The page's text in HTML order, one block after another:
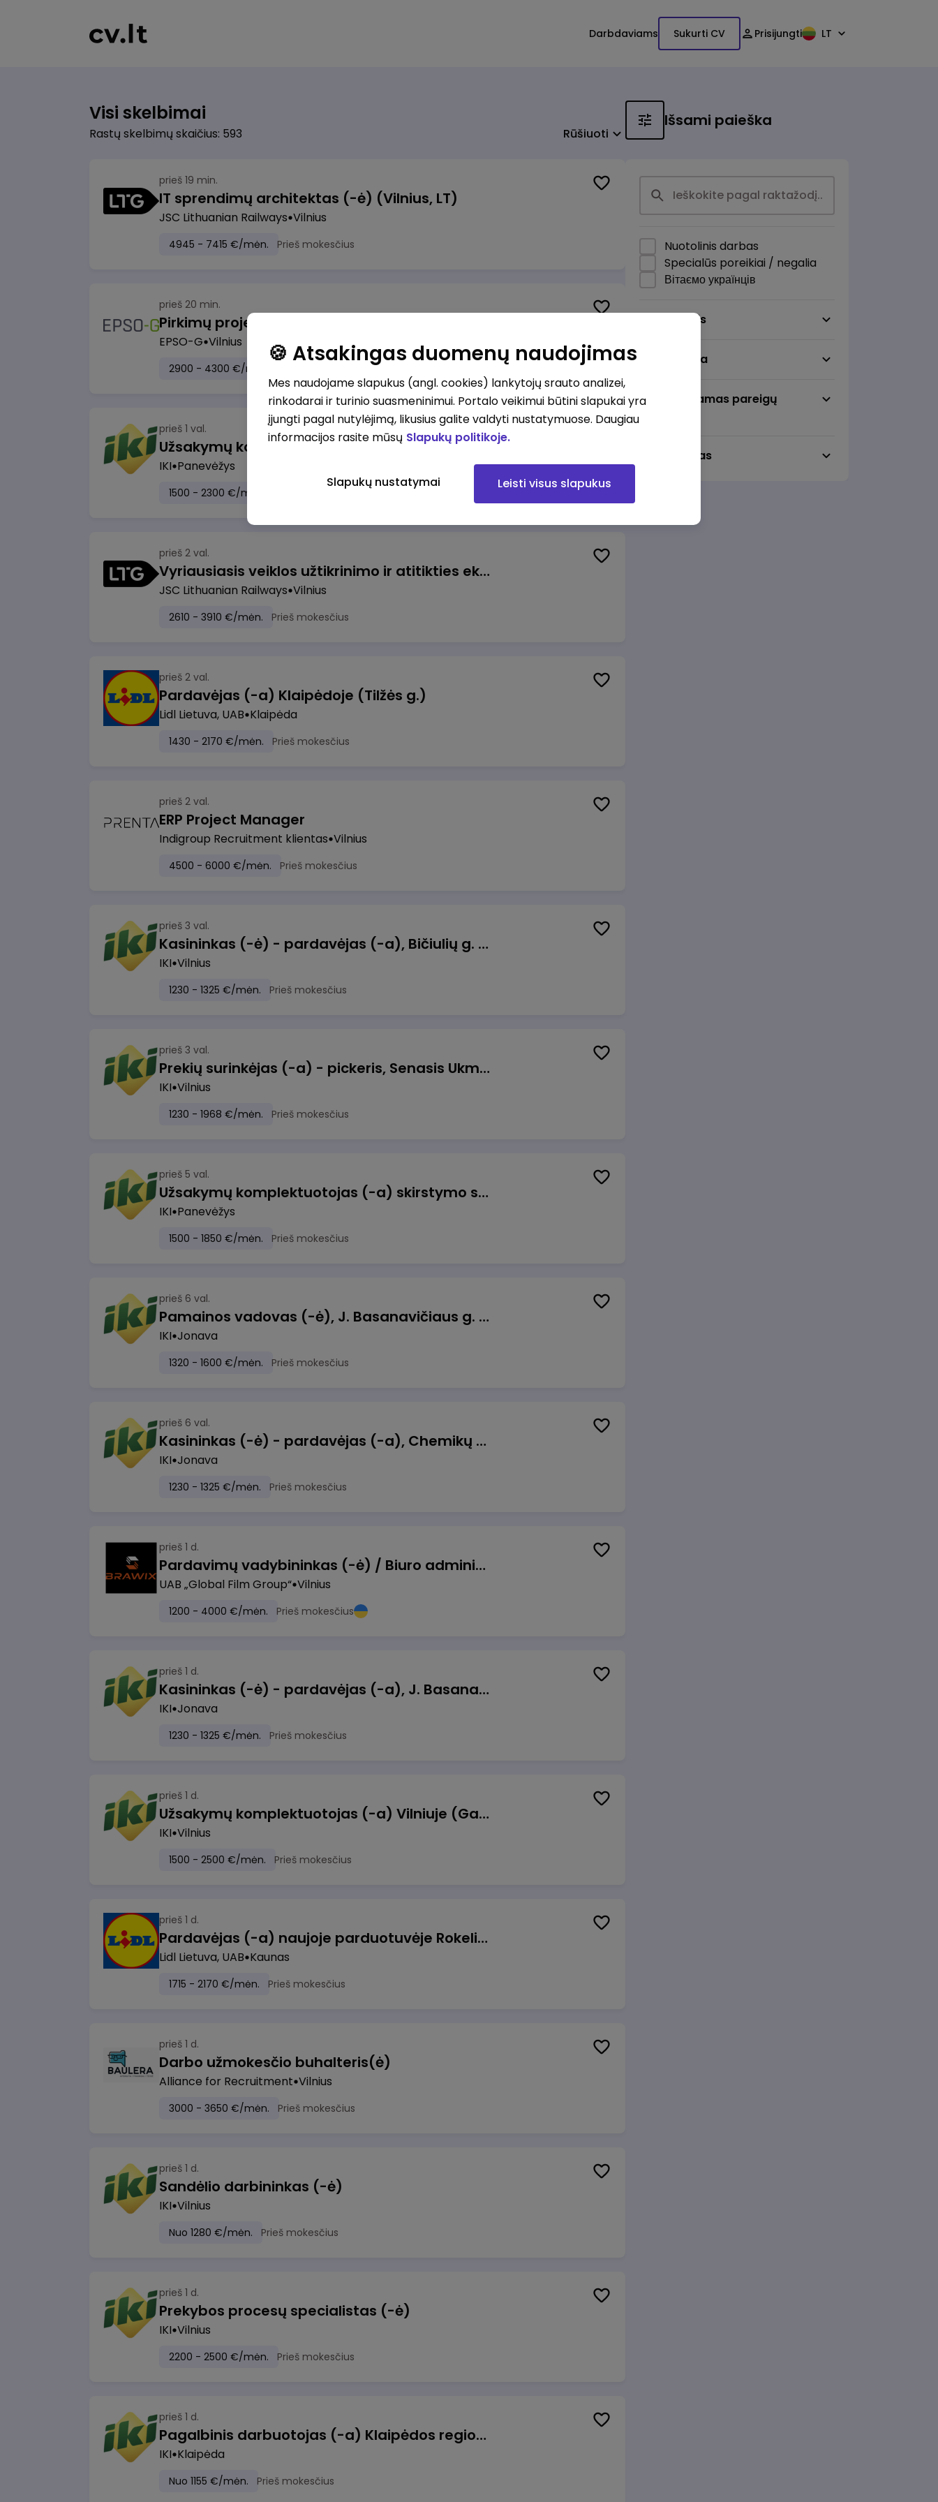
Darbdaviams Sukurti CV Prisijungti LT
Visi skelbimai
Rastų skelbimų skaičius: 593 Rūšiuoti
prieš 19 min.
IT sprendimų architektas (-ė) (Vilnius, LT)
JSC Lithuanian Railways Vilnius
4945 - 7415 €/mėn. Prieš mokesčius
prieš 20 min.
Pirkimų projektų vadovė (-as)
EPSO-G Vilnius
2900 - 4300 €/mėn.
prieš 1 val.
Užsakymų komplektuotojas (-a) Pieno ir mėsos sandėlyje
IKI Panevėžys
1500 - 2300 €/mėn. Prieš mokesčius
prieš 2 val.
Vyriausiasis veiklos užtikrinimo ir atitikties ekspertas (-ė) (Vilnius, LT)
JSC Lithuanian Railways Vilnius
2610 - 3910 €/mėn. Prieš mokesčius
prieš 2 val.
Pardavėjas (-a) Klaipėdoje (Tilžės g.)
Lidl Lietuva, UAB Klaipėda
1430 - 2170 €/mėn. Prieš mokesčius
prieš 2 val.
ERP Project Manager
Indigroup Recruitment klientas Vilnius
4500 - 6000 €/mėn. Prieš mokesčius
prieš 3 val.
Kasininkas (-ė) - pardavėjas (-a), Bičiulių g. 36, Bukiškis, Vilnius
IKI Vilnius
1230 - 1325 €/mėn. Prieš mokesčius
prieš 3 val.
Prekių surinkėjas (-a) - pickeris, Senasis Ukmergės kelias 8, Avižieniai
IKI Vilnius
1230 - 1968 €/mėn. Prieš mokesčius
prieš 5 val.
Užsakymų komplektuotojas (-a) skirstymo sandėlyje
IKI Panevėžys
1500 - 1850 €/mėn. Prieš mokesčius
prieš 6 val.
Pamainos vadovas (-ė), J. Basanavičiaus g. 6, Jonava
IKI Jonava
1320 - 1600 €/mėn. Prieš mokesčius
prieš 6 val.
Kasininkas (-ė) - pardavėjas (-a), Chemikų g. 1, Jonava
IKI Jonava
1230 - 1325 €/mėn. Prieš mokesčius
prieš 1 d.
Pardavimų vadybininkas (-ė) / Biuro administratorius (-ė) (B2B)
UAB „Global Film Group“ Vilnius
1200 - 4000 €/mėn. Prieš mokesčius
prieš 1 d.
Kasininkas (-ė) - pardavėjas (-a), J. Basanavičiaus g. 6, Jonava
IKI Jonava
1230 - 1325 €/mėn. Prieš mokesčius
prieš 1 d.
Užsakymų komplektuotojas (-a) Vilniuje (Gariūnai)
IKI Vilnius
1500 - 2500 €/mėn. Prieš mokesčius
prieš 1 d.
Pardavėjas (-a) naujoje parduotuvėje Rokeliuose (NEMOKAMAS TRANSPORTAS)
Lidl Lietuva, UAB Kaunas
1715 - 2170 €/mėn. Prieš mokesčius
prieš 1 d.
Darbo užmokesčio buhalteris(ė)
Alliance for Recruitment Vilnius
3000 - 3650 €/mėn. Prieš mokesčius
prieš 1 d.
Sandėlio darbininkas (-ė)
IKI Vilnius
Nuo 1280 €/mėn. Prieš mokesčius
prieš 1 d.
Prekybos procesų specialistas (-ė)
IKI Vilnius
2200 - 2500 €/mėn. Prieš mokesčius
prieš 1 d.
Pagalbinis darbuotojas (-a) Klaipėdos regioninėje kepykloje (indų plovime)
IKI Klaipėda
Nuo 1155 €/mėn. Prieš mokesčius
Išsami paieška
Nuotolinis darbas
Specialūs poreikiai / negalia
Вітаємо українців
Darbo sritis
Darbo vieta
Pageidaujamas pareigų
Darbo laikas
🍪 Atsakingas duomenų naudojimas
Mes naudojame slapukus (angl. cookies) lankytojų srauto analizei,
rinkodarai ir turinio suasmeninimui. Portalo veikimui būtini slapukai yra
įjungti pagal nutylėjimą, likusius galite valdyti nustatymuose. Daugiau
informacijos rasite mūsų Slapukų politikoje.
Slapukų nustatymai Leisti visus slapukus